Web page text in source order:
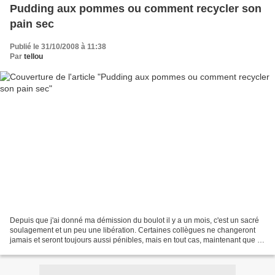
Pudding aux pommes ou comment recycler son
pain sec
Publié le 31/10/2008 à 11:38
Par tellou
Depuis que j'ai donné ma démission du boulot il y a un mois, c'est un sacré
soulagement et un peu une libération. Certaines collègues ne changeront
jamais et seront toujours aussi pénibles, mais en tout cas, maintenant que je